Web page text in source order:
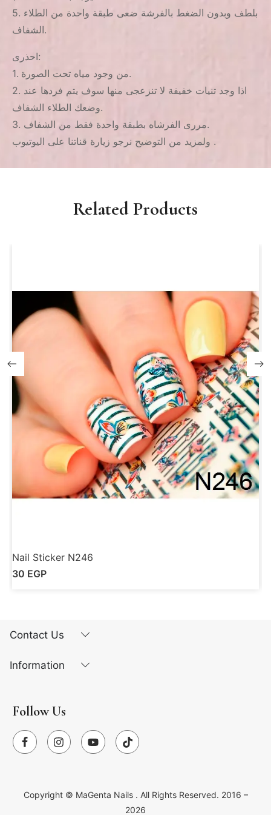
5. بلطف وبدون الضغط بالفرشة ضعى طبقة واحدة من الطلاء
الشفاف.
احذرى:
1. من وجود مياه تحت الصورة.
2. اذا وجد تنيات خفيفة لا تنزعجى منها سوف يتم فردها عند
وضعك الطلاء الشفاف.
3. مررى الفرشاه بطبقة واحدة فقط من الشفاف.
ولمزيد من التوضيح نرجو زيارة قناتنا على اليوتيوب .
Related Products
Nail Sticker N246
30 EGP
Contact Us
Information
Follow Us
Copyright © MaGenta Nails . All Rights Reserved. 2016 –
2026